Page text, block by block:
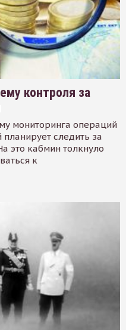
контроля за
мониторинга операций
следить за
это кабмин толкнуло
к